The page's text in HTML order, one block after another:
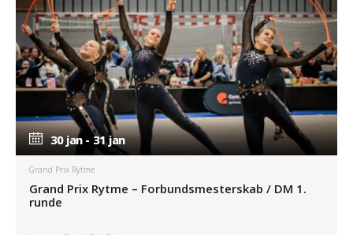
30 jan - 31 jan
30 jan - 31 jan
Grand Prix Rytme
Grand Prix Rytme – Forbundsmesterskab / DM 1.
runde